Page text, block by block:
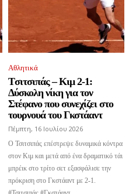
Αθλητικά
Tσιτσιπάς – Κιμ 2-1:
Δύσκολη νίκη για τον
Στέφανο που συνεχίζει στο
τουρνουά του Γκστάαντ
Πέμπτη, 16 Ιουλίου 2026
Ο Τσιτσιπάς επέστρεψε δυναμικά κόντρα
στον Κιμ και μετά από ένα δραματικό τάι
μπρέικ στο τρίτο σετ εξασφάλισε την
πρόκριση στο Γκστάαντ με 2-1.